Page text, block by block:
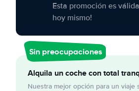
Esta promoción es
hoy mismo!
Sin preocupaciones
Alquila un coche con total
Nuestra mejor opción para un viaje